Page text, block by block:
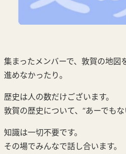
集まったメンバーで、敦賀の地
進めなかったり。
歴史は人の数だけございます。
敦賀の歴史について、“あーでも
知識は一切不要です。
その場でみんなで話し合います。